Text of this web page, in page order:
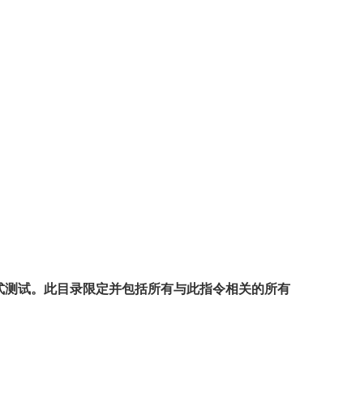
试。此目录限定并包括所有与此指令相关的所有